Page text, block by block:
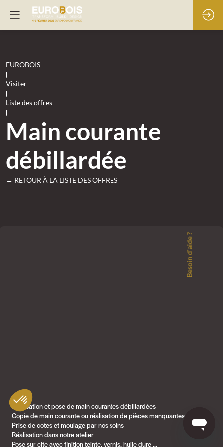
EUROBOIS
|
Visiter
|
Liste des offres
|
Main courante
débillardée
← RETOUR À LA LISTE DES OFFRES
Réalisation et pose de main courantes débillardées
Copie de main courante ou réalisation de pièces manquantes ...
Prise de cotes et moulage par nos soins
Réalisation dans notre atelier
Pose sur cite avec finition teinte, vernis, huile dure ...
Besoin d'aide ?